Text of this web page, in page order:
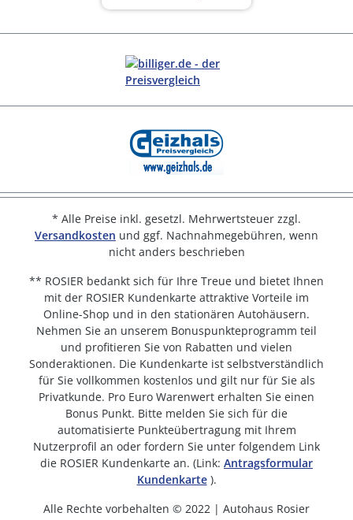
* Alle Preise inkl. gesetzl. Mehrwertsteuer zzgl.
Versandkosten und ggf. Nachnahmegebühren, wenn
nicht anders beschrieben
** ROSIER bedankt sich für Ihre Treue und bietet Ihnen
mit der ROSIER Kundenkarte attraktive Vorteile im
Online-Shop und in den stationären Autohäusern.
Nehmen Sie an unserem Bonuspunkteprogramm teil
und profitieren Sie von Rabatten und vielen
Sonderaktionen. Die Kundenkarte ist selbstverständlich
für Sie vollkommen kostenlos und gilt nur für Sie als
Privatkunde. Pro Euro Warenwert erhalten Sie einen
Bonus Punkt. Bitte melden Sie sich für die
automatisierte Punkteübertragung mit Ihrem
Nutzerprofil an oder fordern Sie unter folgendem Link
die ROSIER Kundenkarte an. (Link: Antragsformular
Kundenkarte).
Alle Rechte vorbehalten © 2022 | Autohaus Rosier